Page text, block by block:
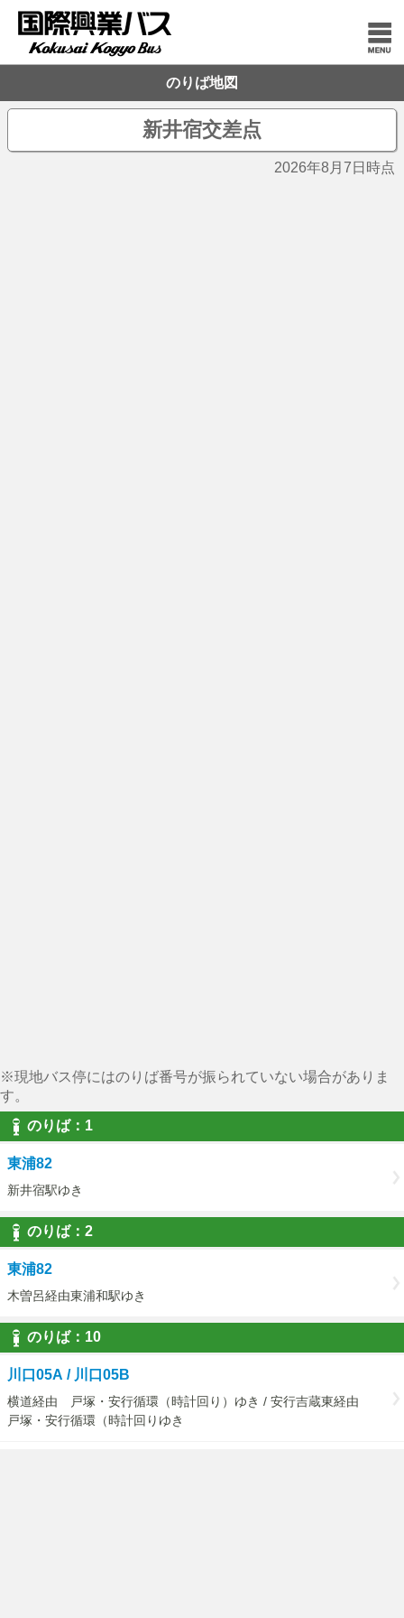
のりば地図
新井宿交差点
2026年8月7日時点
※現地バス停にはのりば番号が振られていない場合がありま
す。
のりば：1
東浦82
新井宿駅ゆき
のりば：2
東浦82
木曽呂経由東浦和駅ゆき
のりば：10
川口05A / 川口05B
横道経由 戸塚・安行循環（時計回り）ゆき / 安行吉蔵東経由
戸塚・安行循環（時計回りゆき